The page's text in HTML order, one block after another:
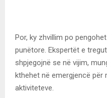
Por, ky zhvillim po
punëtore. Ekspertët e
shpjegojnë se në vijim,
kthehet në emergjencë për
aktiviteteve.